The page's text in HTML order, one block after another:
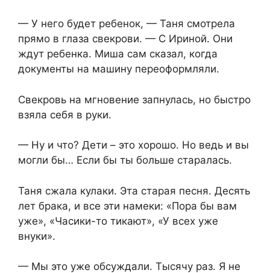
— У него будет ребенок, — Таня смотрела
прямо в глаза свекрови. — С Ириной. Они
ждут ребенка. Миша сам сказал, когда
документы на машину переоформляли.
Свекровь на мгновение запнулась, но быстро
взяла себя в руки.
— Ну и что? Дети – это хорошо. Но ведь и вы
могли бы… Если бы ты больше старалась.
Таня сжала кулаки. Эта старая песня. Десять
лет брака, и все эти намеки: «Пора бы вам
уже», «Часики-то тикают», «У всех уже
внуки».
— Мы это уже обсуждали. Тысячу раз. Я не